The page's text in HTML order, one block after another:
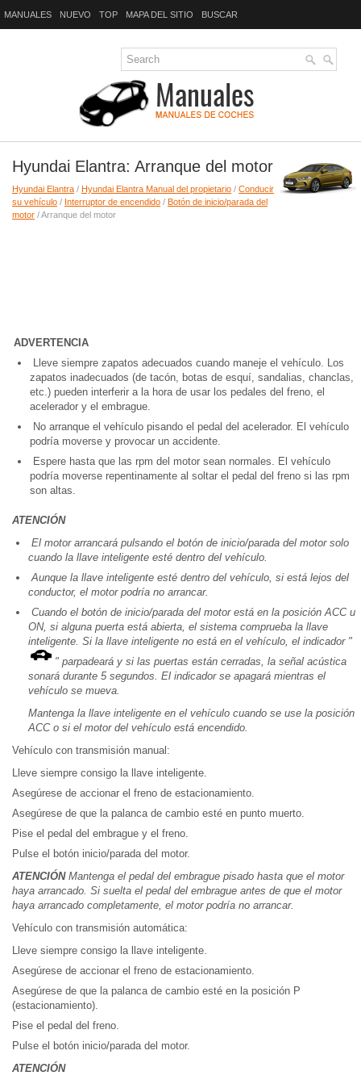
MANUALES NUEVO TOP MAPA DEL SITIO BUSCAR
Hyundai Elantra: Arranque del motor
Hyundai Elantra / Hyundai Elantra Manual del propietario / Conducir
su vehículo / Interruptor de encendido / Botón de inicio/parada del
motor / Arranque del motor
ADVERTENCIA
Lleve siempre zapatos adecuados cuando maneje el vehículo. Los
zapatos inadecuados (de tacón, botas de esquí, sandalias, chanclas,
etc.) pueden interferir a la hora de usar los pedales del freno, el
acelerador y el embrague.
No arranque el vehículo pisando el pedal del acelerador. El vehículo
podría moverse y provocar un accidente.
Espere hasta que las rpm del motor sean normales. El vehículo
podría moverse repentinamente al soltar el pedal del freno si las rpm
son altas.
ATENCIÓN
El motor arrancará pulsando el botón de inicio/parada del motor solo
cuando la llave inteligente esté dentro del vehículo.
Aunque la llave inteligente esté dentro del vehículo, si está lejos del
conductor, el motor podría no arrancar.
Cuando el botón de inicio/parada del motor está en la posición ACC u
ON, si alguna puerta está abierta, el sistema comprueba la llave
inteligente. Si la llave inteligente no está en el vehículo, el indicador "
" parpadeará y si las puertas están cerradas, la señal acústica
sonará durante 5 segundos. El indicador se apagará mientras el
vehículo se mueva.
Mantenga la llave inteligente en el vehículo cuando se use la posición
ACC o si el motor del vehículo está encendido.
Vehículo con transmisión manual:
Lleve siempre consigo la llave inteligente.
Asegúrese de accionar el freno de estacionamiento.
Asegúrese de que la palanca de cambio esté en punto muerto.
Pise el pedal del embrague y el freno.
Pulse el botón inicio/parada del motor.
ATENCIÓNMantenga el pedal del embrague pisado hasta que el motor
haya arrancado. Si suelta el pedal del embrague antes de que el motor
haya arrancado completamente, el motor podría no arrancar.
Vehículo con transmisión automática:
Lleve siempre consigo la llave inteligente.
Asegúrese de accionar el freno de estacionamiento.
Asegúrese de que la palanca de cambio esté en la posición P
(estacionamiento).
Pise el pedal del freno.
Pulse el botón inicio/parada del motor.
ATENCIÓN